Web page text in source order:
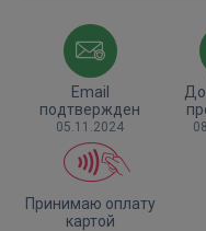
Email
подтвержден
05.11.2024
Принимаю оплату
картой